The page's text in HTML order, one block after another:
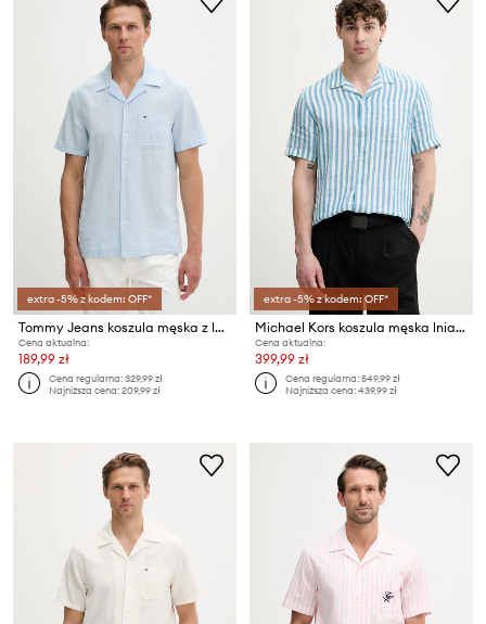
extra -5% z kodem: OFF*
Tommy Jeans koszula męska z lnem
Cena aktualna:
189,99 zł
Cena regularna:329,99 zł
Najniższa cena:209,99 zł
extra -5% z kodem: OFF*
Michael Kors koszula męska lniana
Cena aktualna:
399,99 zł
Cena regularna:549,99 zł
Najniższa cena:439,99 zł